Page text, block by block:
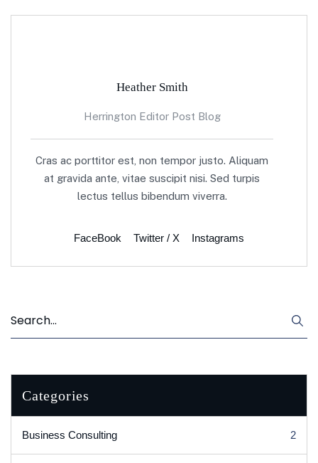
Heather Smith
Herrington Editor Post Blog
Cras ac porttitor est, non tempor justo. Aliquam
at gravida ante, vitae suscipit nisi. Sed turpis
lectus tellus bibendum viverra.
FaceBook Twitter / X Instagrams
Categories
Business Consulting 2